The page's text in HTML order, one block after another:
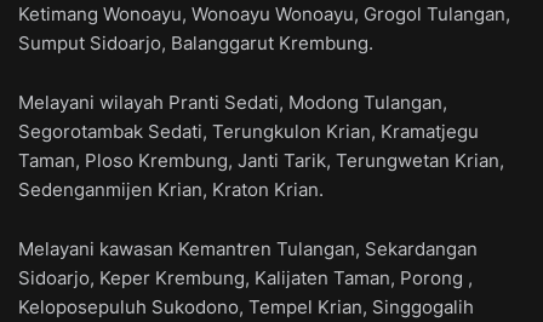
Ketimang Wonoayu, Wonoayu Wonoayu, Grogol Tulangan,
Sumput Sidoarjo, Balanggarut Krembung.
Melayani wilayah Pranti Sedati, Modong Tulangan,
Segorotambak Sedati, Terungkulon Krian, Kramatjegu
Taman, Ploso Krembung, Janti Tarik, Terungwetan Krian,
Sedenganmijen Krian, Kraton Krian.
Melayani kawasan Kemantren Tulangan, Sekardangan
Sidoarjo, Keper Krembung, Kalijaten Taman, Porong ,
Keloposepuluh Sukodono, Tempel Krian, Singgogalih